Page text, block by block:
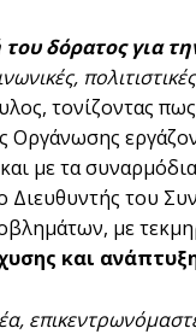
δόρατος για
τονίζοντας
Οργάνωσης
με τα
του
με
και